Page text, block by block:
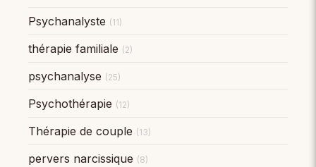
Psychanalyste (11)
thérapie familiale (2)
psychanalyse (25)
Psychothérapie (12)
Thérapie de couple (13)
pervers narcissique (8)